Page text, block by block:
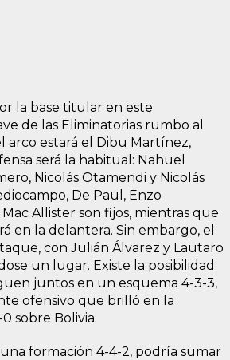
la base titular en este
de las Eliminatorias rumbo al
arco estará el Dibu Martínez,
será la habitual: Nahuel
Nicolás Otamendi y Nicolás
De Paul, Enzo
Allister son fijos, mientras que
en la delantera. Sin embargo, el
con Julián Álvarez y Lautaro
un lugar. Existe la posibilidad
juntos en un esquema 4-3-3,
ofensivo que brilló en la
sobre Bolivia.
formación 4-4-2, podría sumar